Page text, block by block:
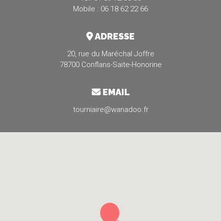
Mobile : 06 18 62 22 66
ADRESSE
20, rue du Maréchal Joffre
78700 Conflans-Saite-Honorine
EMAIL
tourniaire@wanadoo.fr